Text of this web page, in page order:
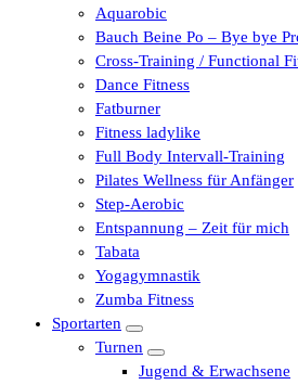
Aquarobic
Bauch Beine Po – Bye bye
Cross-Training / Functional
Dance Fitness
Fatburner
Fitness ladylike
Full Body Intervall-Training
Pilates Wellness für Anfänger
Step-Aerobic
Entspannung – Zeit für mich
Tabata
Yogagymnastik
Zumba Fitness
Sportarten
Turnen
Jugend & Erwachsene